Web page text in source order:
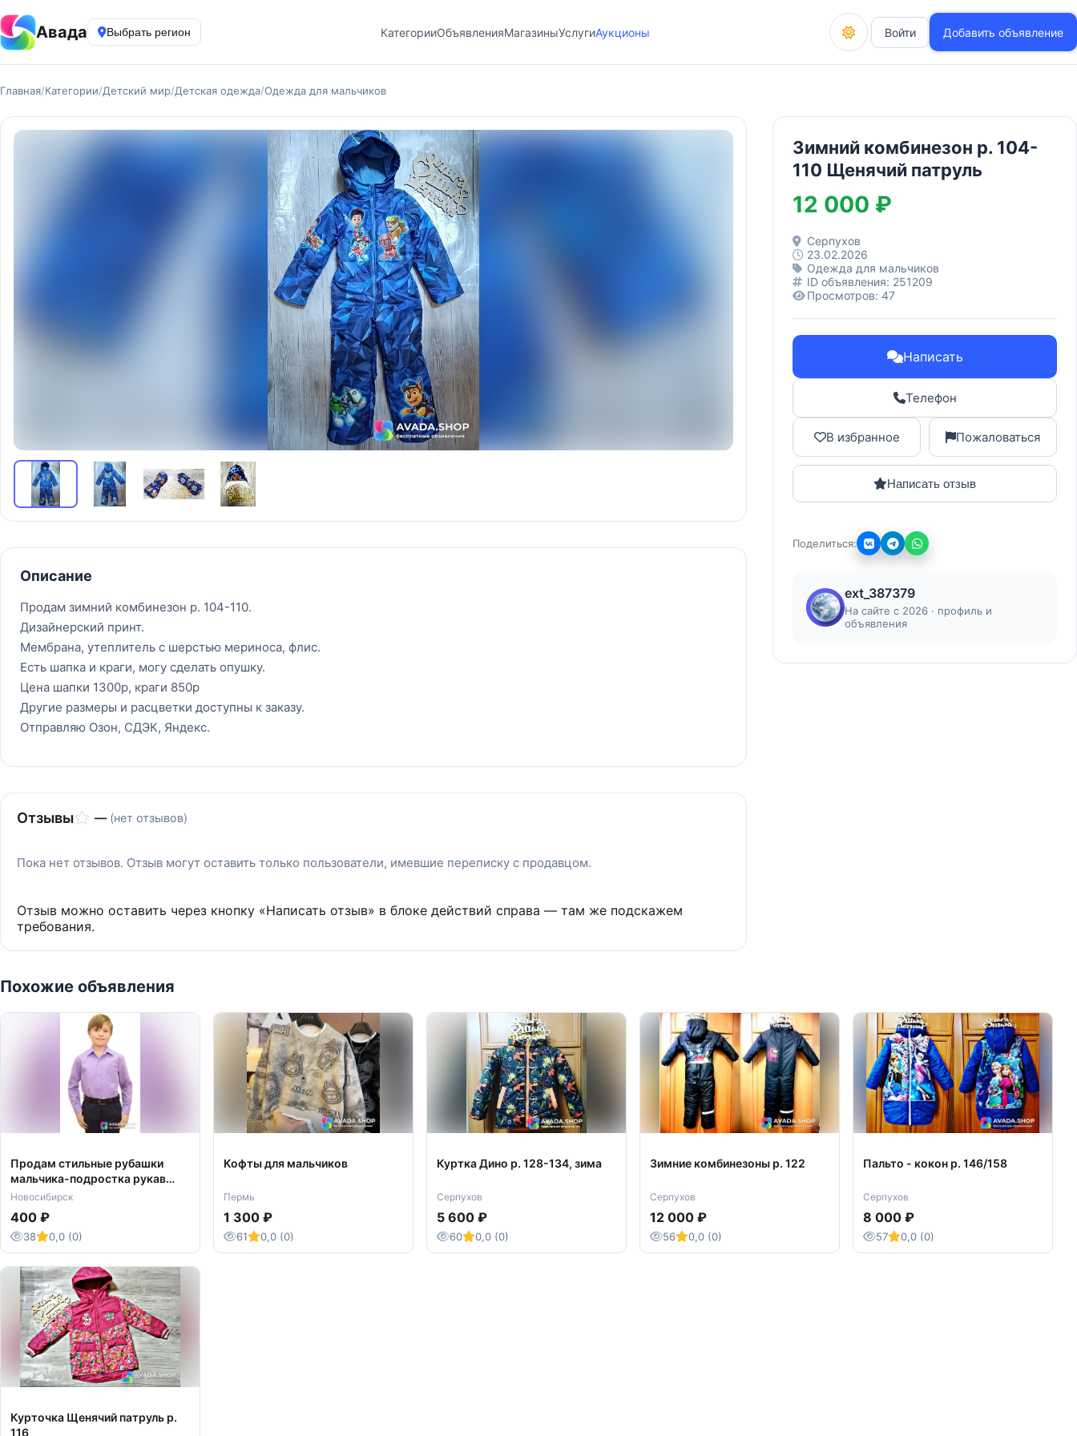
Авада Выбрать регион КатегорииОбъявленияМагазиныУслугиАукционы Войти Добавить объявление
Главная/Категории/Детский мир/Детская одежда/Одежда для мальчиков
12 000 ₽
Зимний комбинезон р. 104-
110 Щенячий патруль
Серпухов
23.02.2026
Одежда для мальчиков
ID объявления: 251209
Просмотров: 47
Написать
Телефон
В избранное Пожаловаться
Написать отзыв
Поделиться:
ext_387379
На сайте с 2026 · профиль и
объявления
Описание
Продам зимний комбинезон р. 104-110.
Дизайнерский принт.
Мембрана, утеплитель с шерстью мериноса, флис.
Есть шапка и краги, могу сделать опушку.
Цена шапки 1300р, краги 850р
Другие размеры и расцветки доступны к заказу.
Отправляю Озон, СДЭК, Яндекс.
Отзывы — (нет отзывов)
Пока нет отзывов. Отзыв могут оставить только пользователи, имевшие переписку с продавцом.
Отзыв можно оставить через кнопку «Написать отзыв» в блоке действий справа — там же подскажем
требования.
Похожие объявления
Продам стильные рубашки
мальчика-подростка рукав
длинный 38, 39 Brostem
Новосибирск
400 ₽
38 0,0 (0)
Кофты для мальчиков
Пермь
1 300 ₽
61 0,0 (0)
Куртка Дино р. 128-134, зима
Серпухов
5 600 ₽
60 0,0 (0)
Зимние комбинезоны р. 122
Серпухов
12 000 ₽
56 0,0 (0)
Пальто - кокон р. 146/158
Серпухов
8 000 ₽
57 0,0 (0)
Курточка Щенячий патруль р.
116